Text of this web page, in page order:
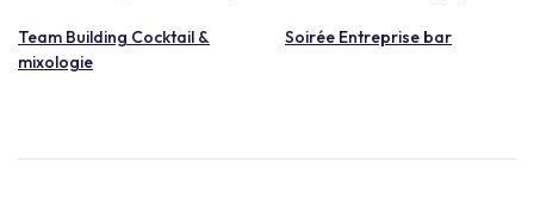
Team Building Cocktail &
mixologie
Soirée Entreprise bar